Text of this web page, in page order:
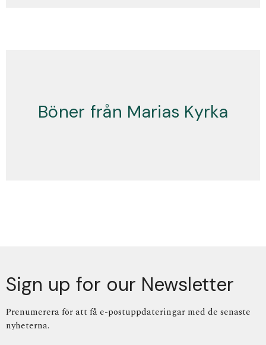
Böner från Marias Kyrka
Sign up for our Newsletter
Prenumerera för att få e-postuppdateringar med de senaste
nyheterna.